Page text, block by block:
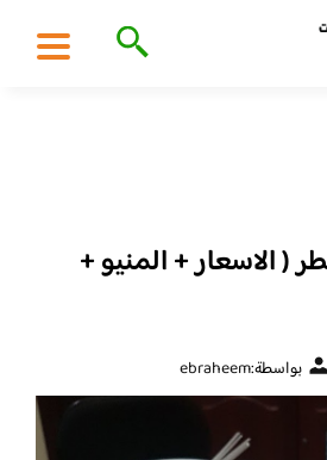
( الاسعار + المنيو +
بواسطة:ebraheem